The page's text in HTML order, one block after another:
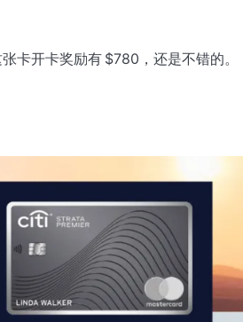
卡开卡奖励有 $780，还是不错的。